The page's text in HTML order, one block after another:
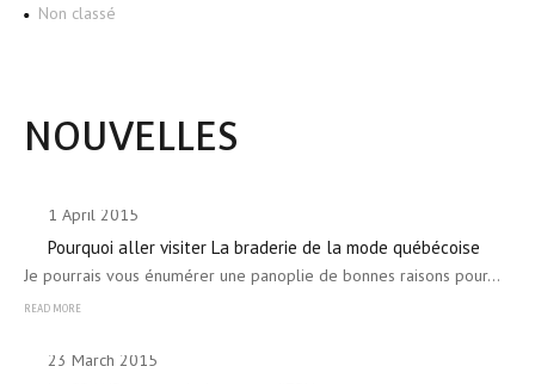
Non classé
NOUVELLES
1 April 2015
Pourquoi aller visiter La braderie de la mode québécoise
Je pourrais vous énumérer une panoplie de bonnes raisons pour…
READ MORE
23 March 2015